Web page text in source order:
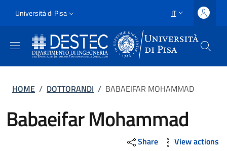
Slim
Università di Pisa SELETTORE
IT
Briciole di pane
HOME / DOTTORANDI / BABAEIFAR MOHAMMAD
Babaeifar Mohammad
Share View actions